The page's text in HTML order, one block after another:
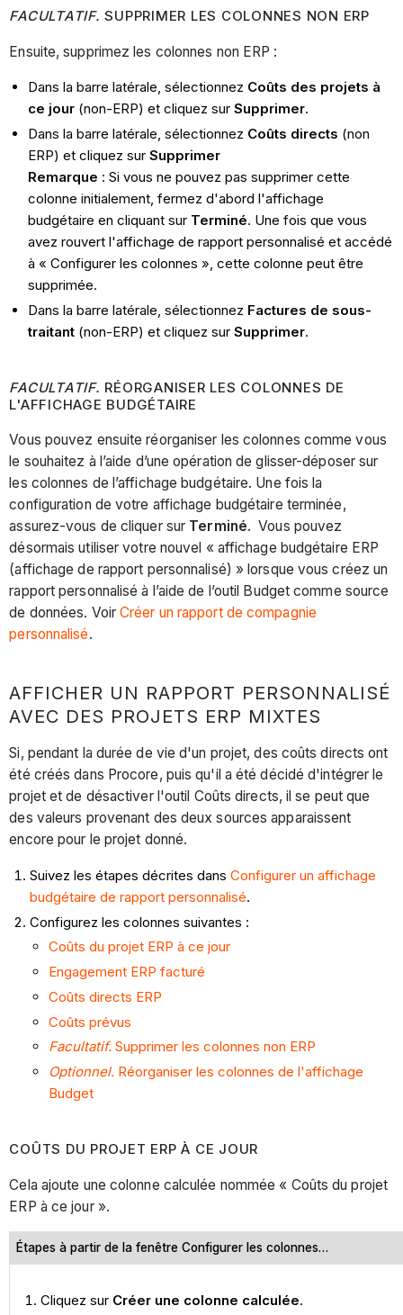
FACULTATIF. SUPPRIMER LES COLONNES NON ERP
Ensuite, supprimez les colonnes non ERP :
Dans la barre latérale, sélectionnez Coûts des projets à
ce jour (non-ERP) et cliquez surSupprimer.
Dans la barre latérale, sélectionnez Coûts directs (non
ERP) et cliquez surSupprimer
Remarque : Si vous ne pouvez pas supprimer cette
colonne initialement, fermez d'abord l'affichage
budgétaire en cliquant sur Terminé. Une fois que vous
avez rouvert l'affichage de rapport personnalisé et accédé
à « Configurer les colonnes », cette colonne peut être
supprimée.
Dans la barre latérale, sélectionnez Factures de sous-
traitant (non-ERP) et cliquez surSupprimer.
FACULTATIF. RÉORGANISER LES COLONNES DE
L'AFFICHAGE BUDGÉTAIRE
Vous pouvez ensuite réorganiser les colonnes comme vous
le souhaitez à l’aide d’une opération de glisser-déposer sur
les colonnes de l’affichage budgétaire. Une fois la
configuration de votre affichage budgétaire terminée,
assurez-vous de cliquer sur Terminé. Vous pouvez
désormais utiliser votre nouvel « affichage budgétaire ERP
(affichage de rapport personnalisé) » lorsque vous créez un
rapport personnalisé à l’aide de l’outil Budget comme source
de données. VoirCréer un rapport de compagnie
personnalisé.
AFFICHER UN RAPPORT PERSONNALISÉ
AVEC DES PROJETS ERP MIXTES
Si, pendant la durée de vie d'un projet, des coûts directs ont
été créés dans Procore, puis qu'il a été décidé d'intégrer le
projet et de désactiver l'outil Coûts directs, il se peut que
des valeurs provenant des deux sources apparaissent
encore pour le projet donné.
Suivez les étapes décrites dans Configurer un affichage
budgétaire de rapport personnalisé.
Configurez les colonnes suivantes :
Coûts du projet ERP à ce jour
Engagement ERP facturé
Coûts directs ERP
Coûts prévus
Facultatif.Supprimer les colonnes non ERP
Optionnel.Réorganiser les colonnes de l'affichage
Budget
COÛTS DU PROJET ERP À CE JOUR
Cela ajoute une colonne calculée nommée « Coûts du projet
ERP à ce jour ».
Étapes à partir de la fenêtre Configurer les colonnes…
Cliquez sur Créer une colonne calculée.